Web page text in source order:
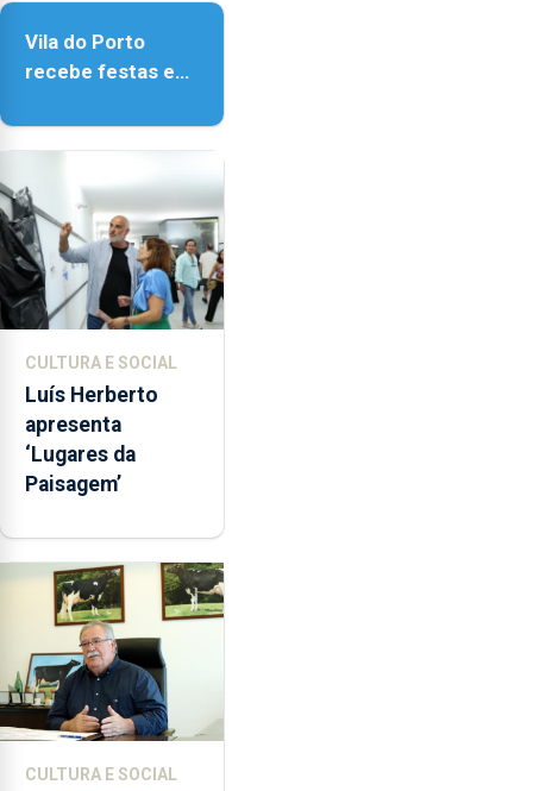
Vila do Porto
recebe festas em
Senhora da
CULTURA E SOCIAL
Luís Herberto
apresenta
‘Lugares da
Paisagem’
CULTURA E SOCIAL